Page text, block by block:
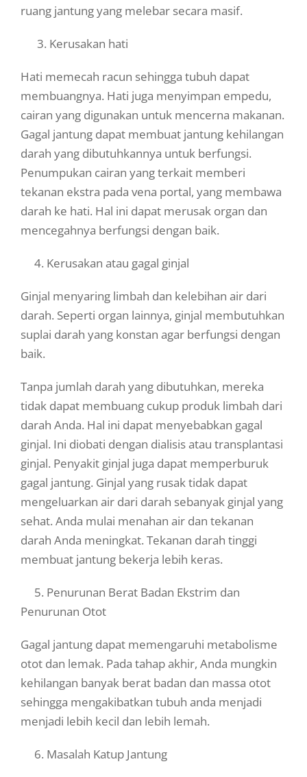
ruang jantung yang melebar secara masif.
3. Kerusakan hati
Hati memecah racun sehingga tubuh dapat
membuangnya. Hati juga menyimpan empedu,
cairan yang digunakan untuk mencerna makanan.
Gagal jantung dapat membuat jantung kehilangan
darah yang dibutuhkannya untuk berfungsi.
Penumpukan cairan yang terkait memberi
tekanan ekstra pada vena portal, yang membawa
darah ke hati. Hal ini dapat merusak organ dan
mencegahnya berfungsi dengan baik.
4. Kerusakan atau gagal ginjal
Ginjal menyaring limbah dan kelebihan air dari
darah. Seperti organ lainnya, ginjal membutuhkan
suplai darah yang konstan agar berfungsi dengan
baik.
Tanpa jumlah darah yang dibutuhkan, mereka
tidak dapat membuang cukup produk limbah dari
darah Anda. Hal ini dapat menyebabkan gagal
ginjal. Ini diobati dengan dialisis atau transplantasi
ginjal. Penyakit ginjal juga dapat memperburuk
gagal jantung. Ginjal yang rusak tidak dapat
mengeluarkan air dari darah sebanyak ginjal yang
sehat. Anda mulai menahan air dan tekanan
darah Anda meningkat. Tekanan darah tinggi
membuat jantung bekerja lebih keras.
5. Penurunan Berat Badan Ekstrim dan
Penurunan Otot
Gagal jantung dapat memengaruhi metabolisme
otot dan lemak. Pada tahap akhir, Anda mungkin
kehilangan banyak berat badan dan massa otot
sehingga mengakibatkan tubuh anda menjadi
menjadi lebih kecil dan lebih lemah.
6. Masalah Katup Jantung